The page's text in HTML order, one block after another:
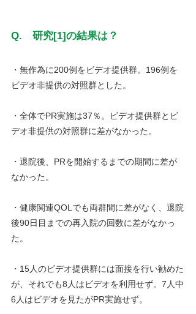
Q.　研究[1]の結果は？
・無作為に200例をビデオ提供群。196例を
ビデオ非提供の対照群とした。
・全体でPR実施は37％。ビデオ提供群とビ
デオ非提供の対照群に差がなかった。
・退院後、PRを開始するまでの期間に差が
なかった。
・健康関連QOLでも両群間に差がなく、退院
後90日目までの再入院の回数に差がなかっ
た。
・15人のビデオ提供群には面接を行い勧めた
が、それでも8人はビデオを利用せず。7人中
6人はビデオを見たがPR実施せず。